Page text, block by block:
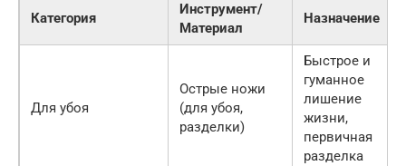
Категория
Инструмент/
Материал
Назначение
Для убоя
Острые ножи
(для убоя,
разделки)
Быстрое и
гуманное
лишение
жизни,
первичная
разделка